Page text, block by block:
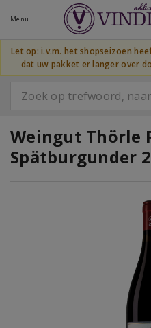
Menu
Let op: i.v.m. het shopseizoen
dat uw pakket er langer over
Weingut Thörle
Spätburgunder